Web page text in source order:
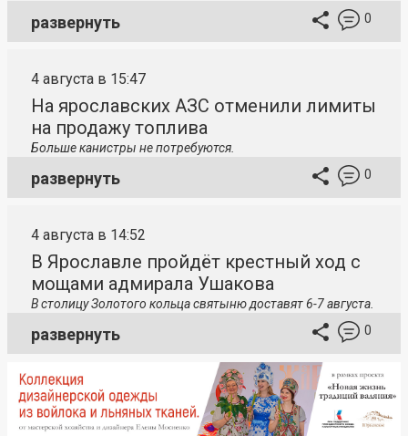
развернуть 0
4 августа в 15:47
На ярославских АЗС отменили лимиты
на продажу топлива
Больше канистры не потребуются.
развернуть 0
4 августа в 14:52
В Ярославле пройдёт крестный ход с
мощами адмирала Ушакова
В столицуЗолотого кольца святыню доставят 6-7 августа.
развернуть 0